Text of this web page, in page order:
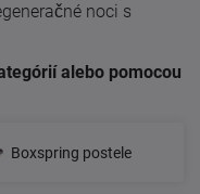
noci s
alebo pomocou
Boxspring postele